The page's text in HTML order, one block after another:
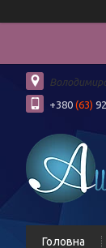
+380 (63)
Головна